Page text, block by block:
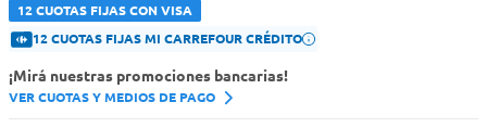
12 CUOTAS FIJAS CON VISA
12 CUOTAS FIJAS MI CARREFOUR CRÉDITO
¡Mirá nuestras promociones bancarias!
VER CUOTAS Y MEDIOS DE PAGO